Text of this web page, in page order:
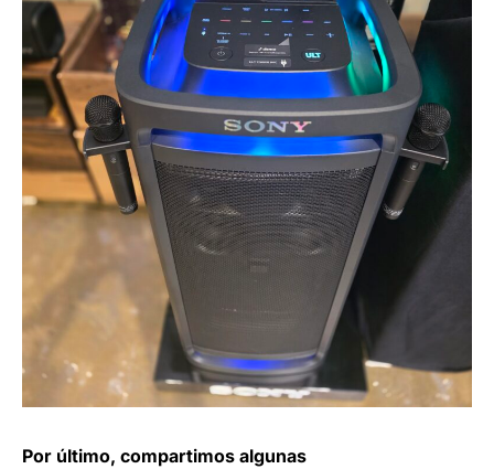
Por último, compartimos algunas